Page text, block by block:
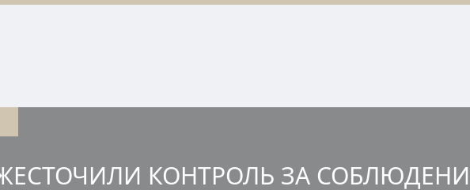
КОНТРОЛЬ ЗА